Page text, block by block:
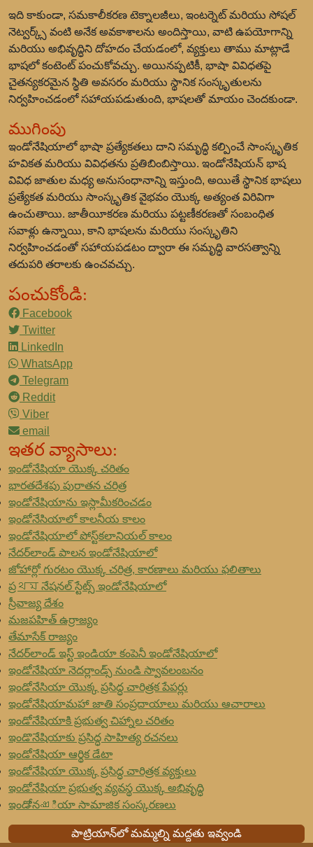
ఇది కాకుండా, సమకాలీకరణ టెక్నాలజీలు, ఇంటర్నెట్ మరియు సోషల్
నెట్వర్క్స్ వంటి అనేక అవకాశాలను అందిస్తాయి, వాటి ఉపయోగాన్ని
మరియు అభివృద్ధిని దోహదం చేయడంలో, వ్యక్తులు తాము మాట్లాడే
భాషలో కంటెంట్ పంచుకోవచ్చు. అయినప్పటికీ, భాషా వివిధతపై
చైతన్యకరమైన స్థితి అవసరం మరియు స్థానిక సంస్కృతులను
నిర్వహించడంలో సహాయపడుతుంది, భాషలతో మాయం చెందకుండా.
ముగింపు
ఇండోనేషియాలో భాషా ప్రత్యేకతలు దాని సమృద్ధి కల్పించే సాంస్కృతిక
హవికత మరియు వివిధతను ప్రతిబింబిస్తాయి. ఇండోనేషియన్ భాష
వివిధ జాతుల మధ్య అనుసంధానాన్ని ఇస్తుంది, అయితే స్థానిక భాషలు
ప్రత్యేకత మరియు సాంస్కృతిక వైభవం యొక్క అత్యంత విరివిగా
ఉంచుతాయి. జాతీయీకరణ మరియు పట్టణీకరణతో సంబంధిత
సవాళ్లు ఉన్నాయి, కాని భాషలను మరియు సంస్కృతిని
నిర్వహించడంతో సహాయపడటం ద్వారా ఈ సమృద్ధి వారసత్వాన్ని
తదుపరి తరాలకు ఉంచవచ్చు.
పంచుకోండి:
Facebook
Twitter
LinkedIn
WhatsApp
Telegram
Reddit
Viber
email
ఇతర వ్యాసాలు:
ఇండోనేషియా యొక్క చరితం
భారతదేశపు పురాతన చరిత్ర
ఇండోనేషియాను ఇస్లామీకరించడం
ఇండోనేసియాలో కాలనీయ కాలం
ఇండోనేషియాలో పోస్ట్‌కలానియల్ కాలం
నేదర్‌లాండ్ పాలన ఇండోనేషియాలో
జోహార్లో గురటం యొక్క చరిత్ర, కారణాలు మరియు ఫలితాలు
ప్రথম నేషనల్ స్టేట్స్ ఇండోనేషియాలో
స్రీవాజ్య దేశం
మజపహిత్ ఉర్రాజ్యం
తేమాసేక్ రాజ్యం
నేదర్‌లాండ్ ఇస్ట్ ఇండియా కంపెనీ ఇండోనేషియాలో
ఇండోనేషియా నెదర్లాండ్స్ నుండి స్వావలంబనం
ఇండోనేసియా యొక్క ప్రసిద్ధ చారిత్రక పేపర్లు
ఇండోనేషియామహా జాతి సంప్రదాయాలు మరియు ఆచారాలు
ఇండోనేషియాకి ప్రభుత్వ చిహ్నాల చరితం
ఇండొనేషియాకు ప్రసిద్ధ సాహిత్య రచనలు
ఇండోనేషియా ఆర్థిక డేటా
ఇండోనేషియా యొక్క ప్రసిద్ధ చారిత్రక వ్యక్తులు
ఇండోనేషియా ప్రభుత్వ వ్యవస్థ యొక్క అభివృద్ధి
ఇండోనേഷియా సామాజిక సంస్కరణలు
పాట్రియాన్‌లో మమ్మల్ని మద్దతు ఇవ్వండి